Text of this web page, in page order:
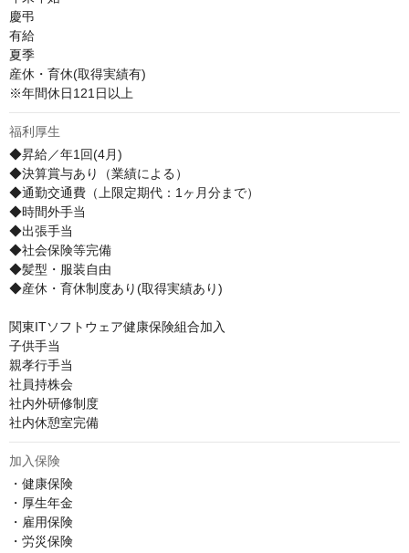
慶弔
有給
夏季
産休・育休(取得実績有)
※年間休日121日以上
福利厚生
◆昇給／年1回(4月)
◆決算賞与あり（業績による）
◆通勤交通費（上限定期代：1ヶ月分まで）
◆時間外手当
◆出張手当
◆社会保険等完備
◆髪型・服装自由
◆産休・育休制度あり(取得実績あり)
関東ITソフトウェア健康保険組合加入
子供手当
親孝行手当
社員持株会
社内外研修制度
社内休憩室完備
加入保険
・健康保険
・厚生年金
・雇用保険
・労災保険